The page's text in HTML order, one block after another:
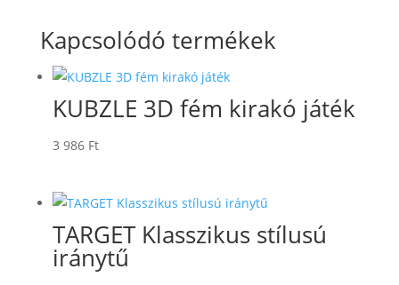
Kapcsolódó termékek
KUBZLE 3D fém kirakó játék
3 986 Ft
TARGET Klasszikus stílusú
iránytű